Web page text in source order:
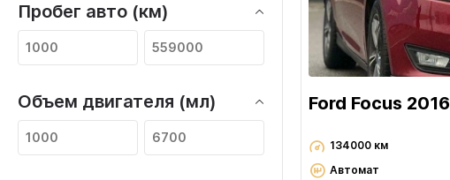
Пробег авто (км)
Объем двигателя (мл) Ford Focus 2016
134000 км
Автомат